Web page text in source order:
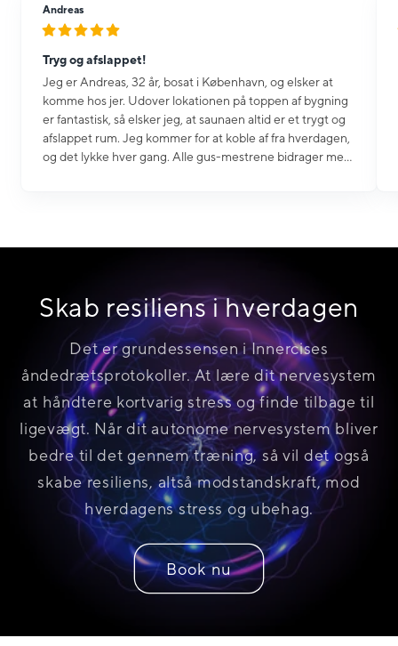
Andreas
Tryg og afslappet!
Jeg er Andreas, 32 år, bosat i København, og elsker at
komme hos jer. Udover lokationen på toppen af bygning
er fantastisk, så elsker jeg, at saunaen altid er et trygt og
afslappet rum. Jeg kommer for at koble af fra hverdagen,
og det lykke hver gang. Alle gus-mestrene bidrager med
sang med på en Minds of 99 sang. Det gav en helt speciel
Skab resiliens i hverdagen
Det er grundessensen i Innercises
åndedrætsprotokoller. At lære dit nervesystem
at håndtere kortvarig stress og finde tilbage til
ligevægt. Når dit autonome nervesystem bliver
bedre til det gennem træning, så vil det også
skabe resiliens, altså modstandskraft, mod
hverdagens stress og ubehag.
Book nu